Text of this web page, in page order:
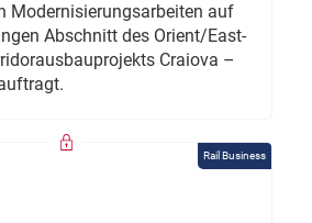
Modernisierungsarbeiten auf
Abschnitt des Orient/East-
Craiova –
Rail Business